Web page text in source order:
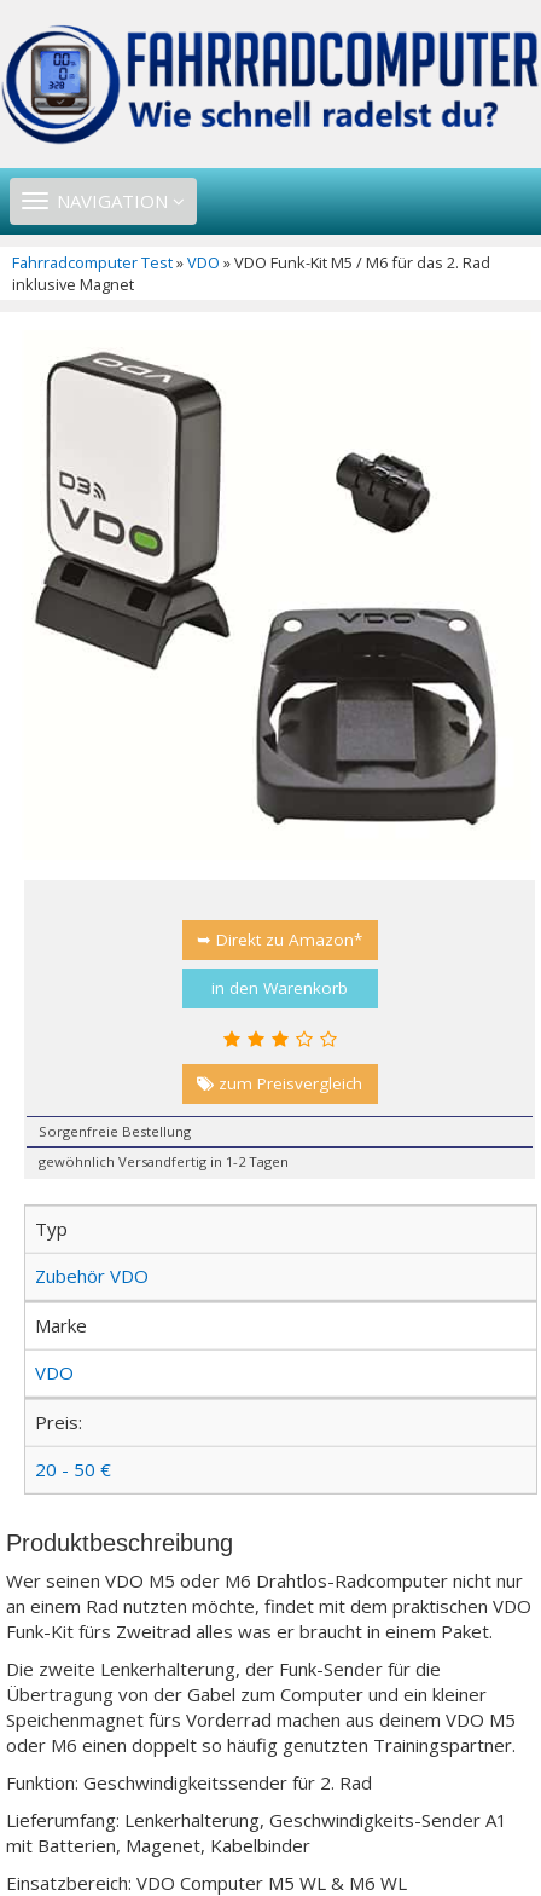
TOGGLE
NAVIGATION
NAVIGATION
Fahrradcomputer Test»VDO » VDO Funk-Kit M5 / M6 für das 2. Rad
inklusive Magnet
➥ Direkt zu Amazon*
in den Warenkorb
zum Preisvergleich
Sorgenfreie Bestellung
gewöhnlich Versandfertig in 1-2 Tagen
Typ
Zubehör VDO
Marke
VDO
Preis:
20 - 50 €
Produktbeschreibung
Wer seinen VDO M5 oder M6 Drahtlos-Radcomputer nicht nur
an einem Rad nutzten möchte, findet mit dem praktischen VDO
Funk-Kit fürs Zweitrad alles was er braucht in einem Paket.
Die zweite Lenkerhalterung, der Funk-Sender für die
Übertragung von der Gabel zum Computer und ein kleiner
Speichenmagnet fürs Vorderrad machen aus deinem VDO M5
oder M6 einen doppelt so häufig genutzten Trainingspartner.
Funktion: Geschwindigkeitssender für 2. Rad
Lieferumfang: Lenkerhalterung, Geschwindigkeits-Sender A1
mit Batterien, Magenet, Kabelbinder
Einsatzbereich: VDO Computer M5 WL & M6 WL